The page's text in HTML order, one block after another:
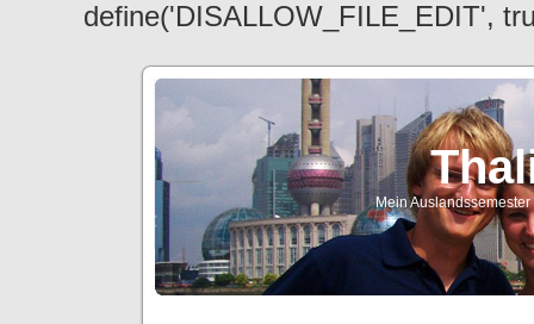
define('DISALLOW_FILE_EDIT',
Mein